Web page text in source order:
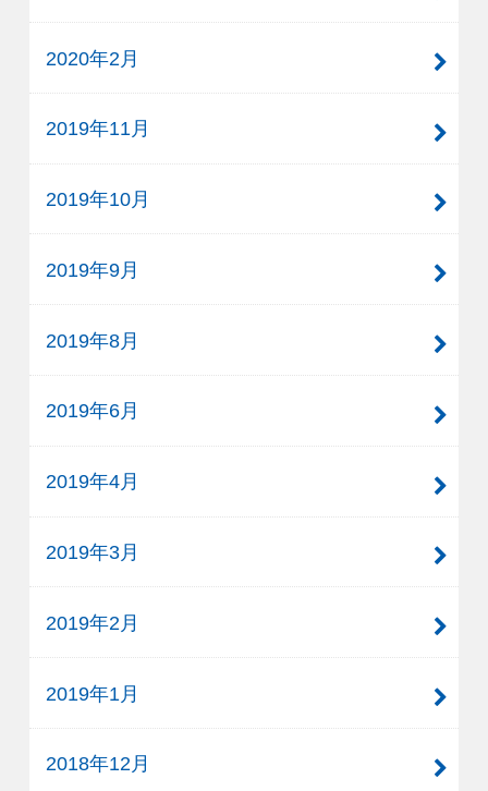
2020年2月
2019年11月
2019年10月
2019年9月
2019年8月
2019年6月
2019年4月
2019年3月
2019年2月
2019年1月
2018年12月